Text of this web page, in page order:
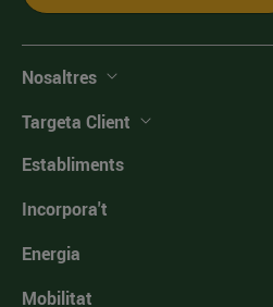
Nosaltres
Targeta Client
Establiments
Incorpora't
Energia
Mobilitat